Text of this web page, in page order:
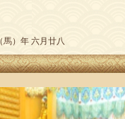
馬）年 六月廿八